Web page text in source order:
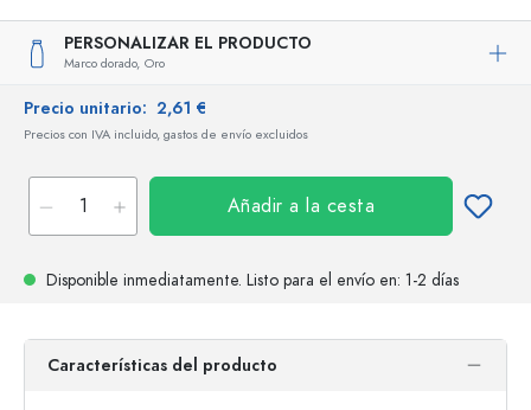
PERSONALIZAR EL PRODUCTO
Marco dorado, Oro
Precio unitario: 2,61 €
Precios con IVA incluido, gastos de envío excluidos
Añadir a la cesta
Disponible inmediatamente. Listo para el envío en: 1-2 días
Características del producto